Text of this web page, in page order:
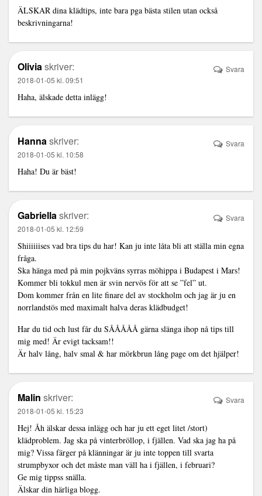
ÄLSKAR dina klädtips, inte bara pga bästa stilen utan också
beskrivningarna!
Oliviaskriver:
2018-01-05 kl. 09:51
Haha, älskade detta inlägg!
Svara
Hannaskriver:
2018-01-05 kl. 10:58
Haha! Du är bäst!
Svara
Gabriellaskriver:
2018-01-05 kl. 12:59
Shiiiiiises vad bra tips du har! Kan ju inte låta bli att ställa min egna
fråga.
Ska hänga med på min pojkväns syrras möhippa i Budapest i Mars!
Kommer bli tokkul men är svin nervös för att se ”fel” ut.
Dom kommer från en lite finare del av stockholm och jag är ju en
norrlandstös med maximalt halva deras klädbudget!
Har du tid och lust får du SÅÅÅÅÅ gärna slänga ihop nå tips till
mig med! Är evigt tacksam!!
Är halv lång, halv smal & har mörkbrun lång page om det hjälper!
Svara
Malin skriver:
2018-01-05 kl. 15:23
Hej! Åh älskar dessa inlägg och har ju ett eget litet /stort)
klädproblem. Jag ska på vinterbröllop, i fjällen. Vad ska jag ha på
mig? Vissa färger på klänningar är ju inte toppen till svarta
strumpbyxor och det måste man väll ha i fjällen, i februari?
Ge mig tippss snälla.
Älskar din härliga blogg.
Svara